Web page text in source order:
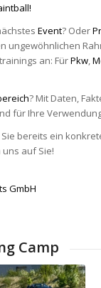
Event? Oder
ungewöhnlichen
an: FürPkw,
? Mit Daten,
für Ihre
bereits ein
auf Sie!
GmbH
Camp